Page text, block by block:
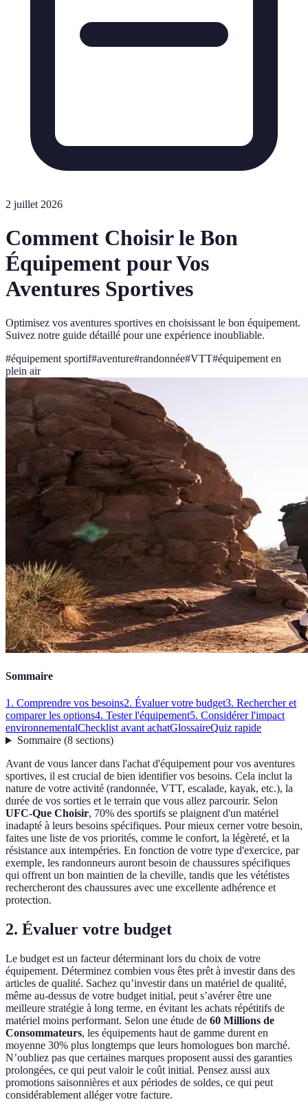
2 juillet 2026
Comment Choisir le Bon
Équipement pour Vos
Aventures Sportives
Optimisez vos aventures sportives en choisissant le bon équipement.
Suivez notre guide détaillé pour une expérience inoubliable.
#équipement sportif#aventure#randonnée#VTT#équipement en
plein air
Sommaire
1. Comprendre vos besoins2. Évaluer votre budget3. Rechercher et
comparer les options4. Tester l'équipement5. Considérer l'impact
environnementalChecklist avant achatGlossaireQuiz rapide
Sommaire(8 sections)
Avant de vous lancer dans l'achat d'équipement pour vos aventures
sportives, il est crucial de bien identifier vos besoins. Cela inclut la
nature de votre activité (randonnée, VTT, escalade, kayak, etc.), la
durée de vos sorties et le terrain que vous allez parcourir. Selon
UFC-Que Choisir, 70% des sportifs se plaignent d'un matériel
inadapté à leurs besoins spécifiques. Pour mieux cerner votre besoin,
faites une liste de vos priorités, comme le confort, la légèreté, et la
résistance aux intempéries. En fonction de votre type d'exercice, par
exemple, les randonneurs auront besoin de chaussures spécifiques
qui offrent un bon maintien de la cheville, tandis que les vététistes
rechercheront des chaussures avec une excellente adhérence et
protection.
2. Évaluer votre budget
Le budget est un facteur déterminant lors du choix de votre
équipement. Déterminez combien vous êtes prêt à investir dans des
articles de qualité. Sachez qu’investir dans un matériel de qualité,
même au-dessus de votre budget initial, peut s’avérer être une
meilleure stratégie à long terme, en évitant les achats répétitifs de
matériel moins performant. Selon une étude de 60 Millions de
Consommateurs, les équipements haut de gamme durent en
moyenne 30% plus longtemps que leurs homologues bon marché.
N’oubliez pas que certaines marques proposent aussi des garanties
prolongées, ce qui peut valoir le coût initial. Pensez aussi aux
promotions saisonnières et aux périodes de soldes, ce qui peut
considérablement alléger votre facture.